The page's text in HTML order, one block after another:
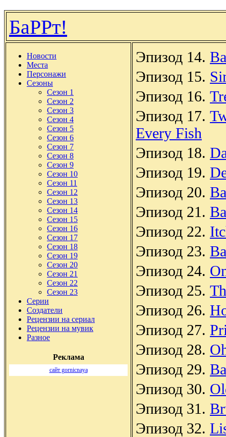
БаРРт!
Новости
Места
Персонажи
Сезоны
Сезон 1
Сезон 2
Сезон 3
Сезон 4
Сезон 5
Сезон 6
Сезон 7
Сезон 8
Сезон 9
Сезон 10
Сезон 11
Сезон 12
Сезон 13
Сезон 14
Сезон 15
Сезон 16
Сезон 17
Сезон 18
Сезон 19
Сезон 20
Сезон 21
Сезон 22
Сезон 23
Серии
Создатели
Рецензии на сериал
Рецензии на мувик
Разное
Реклама
сайт gornicnaya
Эпизод 14.
Эпизод 15.
Эпизод 16.
Эпизод 17.
Every Fish
Эпизод 18.
Эпизод 19.
Эпизод 20.
Эпизод 21.
Эпизод 22.
Эпизод 23.
Эпизод 24.
Эпизод 25.
Эпизод 26.
Эпизод 27.
Эпизод 28.
Эпизод 29.
Эпизод 30.
Эпизод 31.
Эпизод 32.